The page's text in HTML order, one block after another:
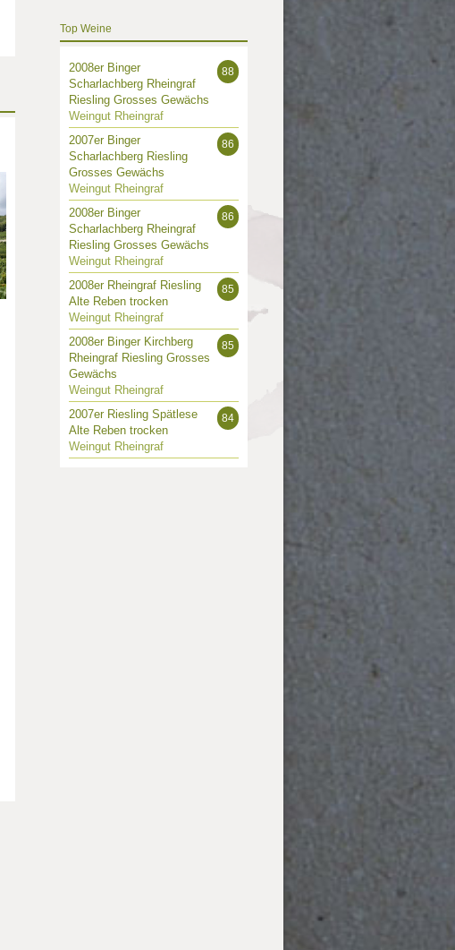
Top Weine
88
2008er Binger
Scharlachberg Rheingraf
Riesling Grosses Gewächs
Weingut Rheingraf
86
2007er Binger
Scharlachberg Riesling
Grosses Gewächs
Weingut Rheingraf
86
2008er Binger
Scharlachberg Rheingraf
Riesling Grosses Gewächs
Weingut Rheingraf
85
2008er Rheingraf Riesling
Alte Reben trocken
Weingut Rheingraf
85
2008er Binger Kirchberg
Rheingraf Riesling Grosses
Gewächs
Weingut Rheingraf
84
2007er Riesling Spätlese
Alte Reben trocken
Weingut Rheingraf